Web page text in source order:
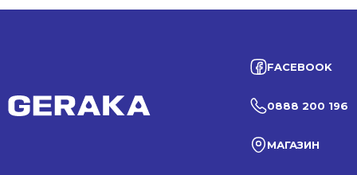
FACEBOOK
0888 200 196
МАГАЗИН